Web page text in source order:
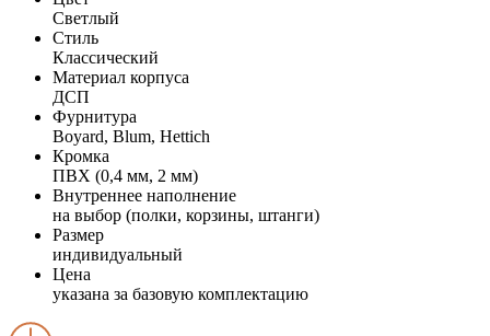
Светлый
Стиль
Классический
Материал корпуса
ДСП
Фурнитура
Boyard, Blum, Hettich
Кромка
ПВХ (0,4 мм, 2 мм)
Внутреннее наполнение
на выбор (полки, корзины, штанги)
Размер
индивидуальный
Цена
указана за базовую комплектацию